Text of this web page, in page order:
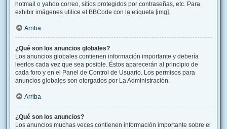
hotmail o yahoo correo, sitios protegidos por contraseñas, etc. Para
exhibir imágenes utilice el BBCode con la etiqueta [img].
Arriba
¿Qué son los anuncios globales?
Los anuncios globales contienen información importante y debería
leerlos cada vez que sea posible. Éstos aparecerán al principio de
cada foro y en el Panel de Control de Usuario. Los permisos para
anuncios globales son otorgados por La Administración.
Arriba
¿Qué son los anuncios?
Los anuncios muchas veces contienen información importante sobre el